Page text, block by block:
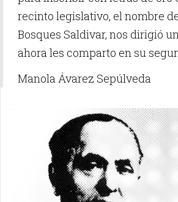
recinto legislativo, el nombre
Bosques Saldivar, nos dirigió
ahora les comparto en su
Manola Ávarez Sepúlveda